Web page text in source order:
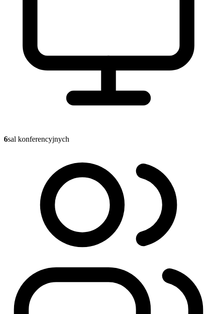
6sal konferencyjnych